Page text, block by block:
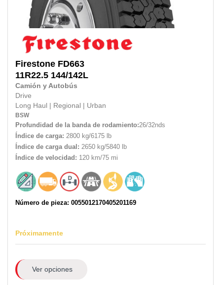
Firestone FD663
11R22.5 144/142L
Camión y Autobús
Drive
Long Haul
Regional Urban
BSW
Profundidad de la banda de rodamiento:26/32nds
Índice de carga: 2800 kg/6175 lb
Índice de carga dual: 2650 kg/5840 lb
Índice de velocidad: 120 km/75 mi
Número de pieza: 0055012170405201169
Próximamente
Ver opciones